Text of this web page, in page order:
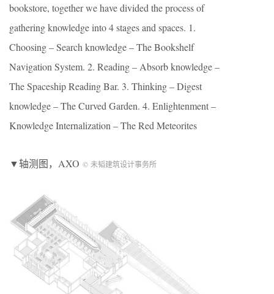
bookstore, together we have divided the process of
gathering knowledge into 4 stages and spaces. 1.
Choosing – Search knowledge – The Bookshelf
Navigation System. 2. Reading – Absorb knowledge –
The Spaceship Reading Bar. 3. Thinking – Digest
knowledge – The Curved Garden. 4. Enlightenment –
Knowledge Internalization – The Red Meteorites
▼轴测图，AXO © 未韬建筑设计事务所